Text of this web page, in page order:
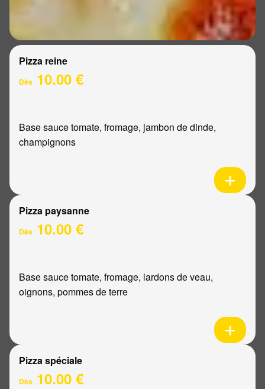
Pizza reine
Dès 10.00 €
Base sauce tomate, fromage, jambon de dinde,
champignons
Pizza paysanne
Dès 10.00 €
Base sauce tomate, fromage, lardons de veau,
oignons, pommes de terre
Pizza spéciale
Dès 10.00 €